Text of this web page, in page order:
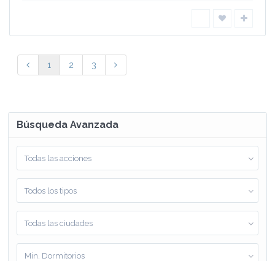
1 2 3
Búsqueda Avanzada
Todas las acciones
Todos los tipos
Todas las ciudades
Min. Dormitorios